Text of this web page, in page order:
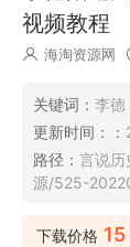
视频教程
海淘资源网
关键词： 李德
更新时间：：
路径： 言说历
源/525-
下载价格 15